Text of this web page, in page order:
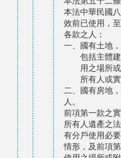
本法中華民國
效前已使用，
各款之人：
一、國有土地
包括主體
用之場所
所有人或
二、國有房地
人。
前項第一款之
所有人遺產之
有分戶使用必
情形，及前項